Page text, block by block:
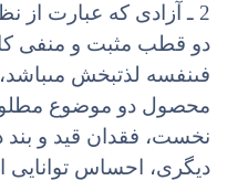
2 ـ آزادى که عبارت
دو قطب مثبت و منفى
فى‏نفسه لذت‏بخش
محصول دو موضوع
نخست، فقدان قید و بند
دیگرى، احساس توانایى